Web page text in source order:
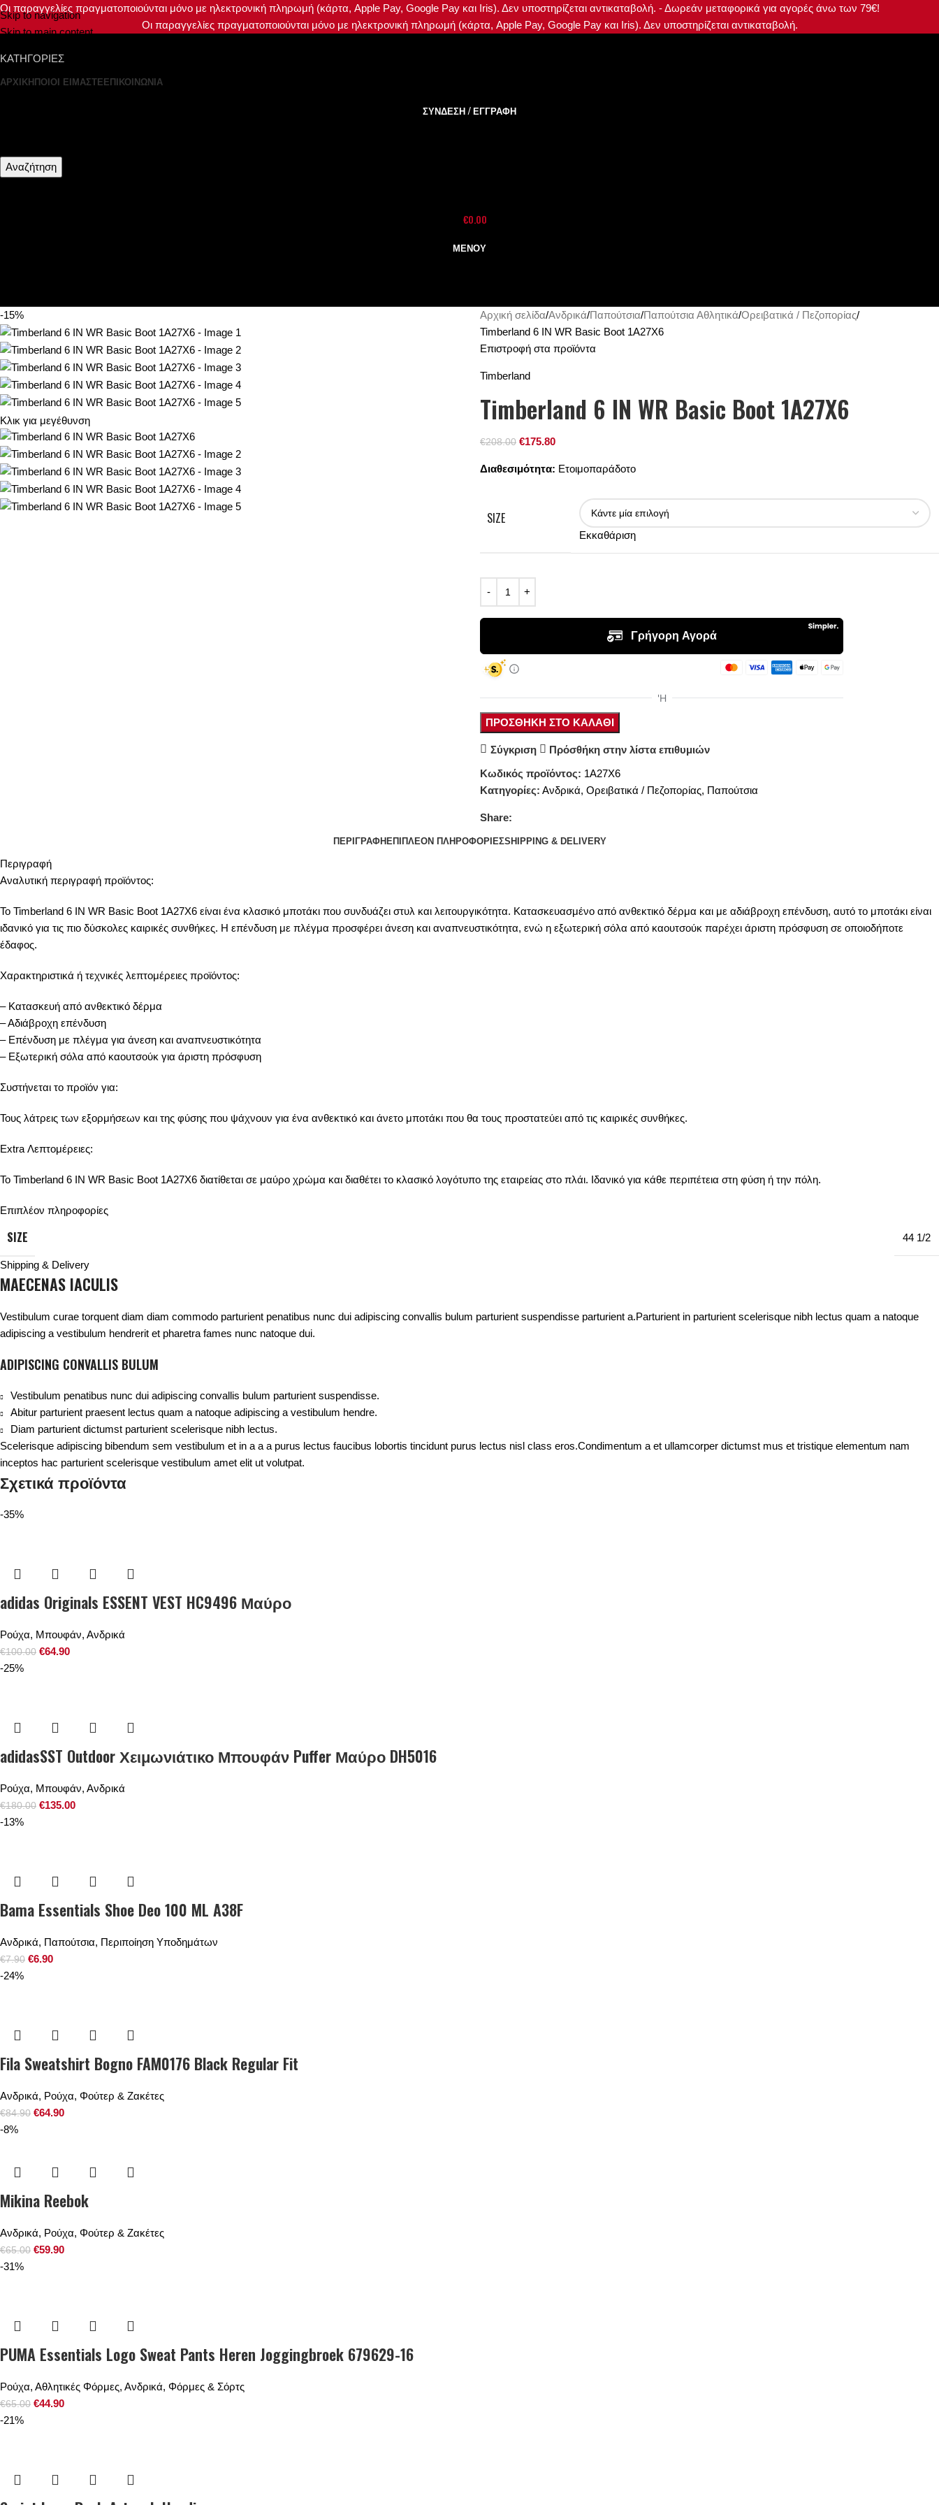
Skip to navigation
Skip to main content
Οι παραγγελίες πραγματοποιούνται μόνο με ηλεκτρονική πληρωμή (κάρτα, Apple Pay, Google Pay και Iris). Δεν υποστηρίζεται αντικαταβολή. - Δωρεάν μεταφορικά για αγορές άνω των 79€!
Οι παραγγελίες πραγματοποιούνται μόνο με ηλεκτρονική πληρωμή (κάρτα, Apple Pay, Google Pay και Iris). Δεν υποστηρίζεται αντικαταβολή.
ΚΑΤΗΓΟΡΙΕΣ
ΑΡΧΙΚΗΠΟΙΟΙ ΕΙΜΑΣΤΕΕΠΙΚΟΙΝΩΝΙΑ
ΣΎΝΔΕΣΗ / ΕΓΓΡΑΦΉ
Αναζήτηση
€0.00
ΜΕΝΟΎ
-15%
Κλικ για μεγέθυνση
Αρχική σελίδα Ανδρικά Παπούτσια Παπούτσια Αθλητικά Ορειβατικά / Πεζοπορίας
Timberland 6 IN WR Basic Boot 1A27X6
Επιστροφή στα προϊόντα
Timberland
Timberland 6 IN WR Basic Boot 1A27X6
€208.00 €175.80
Διαθεσιμότητα: Ετοιμοπαράδοτο
SIZE
Εκκαθάριση
ΠΡΟΣΘΉΚΗ ΣΤΟ ΚΑΛΆΘΙ
Σύγκριση Πρόσθήκη στην λίστα επιθυμιών
Κωδικός προϊόντος: 1A27X6
Κατηγορίες: Ανδρικά, Ορειβατικά / Πεζοπορίας, Παπούτσια
Share:
ΠΕΡΙΓΡΑΦΉΕΠΙΠΛΈΟΝ ΠΛΗΡΟΦΟΡΊΕΣSHIPPING & DELIVERY
Περιγραφή
Αναλυτική περιγραφή προϊόντος:
Το Timberland 6 IN WR Basic Boot 1A27X6 είναι ένα κλασικό μποτάκι που συνδυάζει στυλ και λειτουργικότητα. Κατασκευασμένο από ανθεκτικό δέρμα και με αδιάβροχη επένδυση, αυτό το μποτάκι είναι
ιδανικό για τις πιο δύσκολες καιρικές συνθήκες. Η επένδυση με πλέγμα προσφέρει άνεση και αναπνευστικότητα, ενώ η εξωτερική σόλα από καουτσούκ παρέχει άριστη πρόσφυση σε οποιοδήποτε
έδαφος.
Χαρακτηριστικά ή τεχνικές λεπτομέρειες προϊόντος:
– Κατασκευή από ανθεκτικό δέρμα
– Αδιάβροχη επένδυση
– Επένδυση με πλέγμα για άνεση και αναπνευστικότητα
– Εξωτερική σόλα από καουτσούκ για άριστη πρόσφυση
Συστήνεται το προϊόν για:
Τους λάτρεις των εξορμήσεων και της φύσης που ψάχνουν για ένα ανθεκτικό και άνετο μποτάκι που θα τους προστατεύει από τις καιρικές συνθήκες.
Extra Λεπτομέρειες:
Το Timberland 6 IN WR Basic Boot 1A27X6 διατίθεται σε μαύρο χρώμα και διαθέτει το κλασικό λογότυπο της εταιρείας στο πλάι. Ιδανικό για κάθε περιπέτεια στη φύση ή την πόλη.
Επιπλέον πληροφορίες
SIZE 44 1/2
Shipping & Delivery
MAECENAS IACULIS
Vestibulum curae torquent diam diam commodo parturient penatibus nunc dui adipiscing convallis bulum parturient suspendisse parturient a.Parturient in parturient scelerisque nibh lectus quam a natoque
adipiscing a vestibulum hendrerit et pharetra fames nunc natoque dui.
ADIPISCING CONVALLIS BULUM
Vestibulum penatibus nunc dui adipiscing convallis bulum parturient suspendisse.
Abitur parturient praesent lectus quam a natoque adipiscing a vestibulum hendre.
Diam parturient dictumst parturient scelerisque nibh lectus.
Scelerisque adipiscing bibendum sem vestibulum et in a a a purus lectus faucibus lobortis tincidunt purus lectus nisl class eros.Condimentum a et ullamcorper dictumst mus et tristique elementum nam
inceptos hac parturient scelerisque vestibulum amet elit ut volutpat.
Σχετικά προϊόντα
-35%
adidas Originals ESSENT VEST HC9496 Μαύρο
Ρούχα, Μπουφάν, Ανδρικά
€100.00 €64.90
-25%
adidasSST Outdoor Χειμωνιάτικο Μπουφάν Puffer Μαύρο DH5016
Ρούχα, Μπουφάν, Ανδρικά
€180.00 €135.00
-13%
Bama Essentials Shoe Deo 100 ML A38F
Ανδρικά, Παπούτσια, Περιποίηση Υποδημάτων
€7.90 €6.90
-24%
Fila Sweatshirt Bogno FAM0176 Black Regular Fit
Ανδρικά, Ρούχα, Φούτερ & Ζακέτες
€84.90 €64.90
-8%
Mikina Reebok
Ανδρικά, Ρούχα, Φούτερ & Ζακέτες
€65.00 €59.90
-31%
PUMA Essentials Logo Sweat Pants Heren Joggingbroek 679629-16
Ρούχα, Αθλητικές Φόρμες, Ανδρικά, Φόρμες & Σόρτς
€65.00 €44.90
-21%